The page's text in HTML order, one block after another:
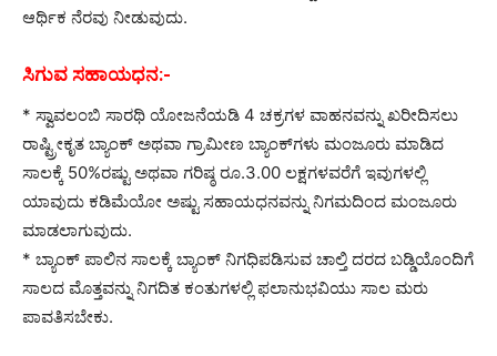
ಆರ್ಥಿಕ ನೆರವು ನೀಡುವುದು.
ಸಿಗುವ ಸಹಾಯಧನ:-
* ಸ್ವಾವಲಂಬಿ ಸಾರಥಿ ಯೋಜನೆಯಡಿ 4 ಚಕ್ರಗಳ ವಾಹನವನ್ನು ಖರೀದಿಸಲು
ರಾಷ್ಟ್ರೀಕೃತ ಬ್ಯಾಂಕ್‌ ಅಥವಾ ಗ್ರಾಮೀಣ ಬ್ಯಾಂಕ್‌ಗಳು ಮಂಜೂರು ಮಾಡಿದ
ಸಾಲಕ್ಕೆ 50%ರಷ್ಟು ಅಥವಾ ಗರಿಷ್ಠ ರೂ.3.00 ಲಕ್ಷಗಳವರೆಗೆ ಇವುಗಳಲ್ಲಿ
ಯಾವುದು ಕಡಿಮೆಯೋ ಅಷ್ಟು ಸಹಾಯಧನವನ್ನು ನಿಗಮದಿಂದ ಮಂಜೂರು
ಮಾಡಲಾಗುವುದು.
* ಬ್ಯಾಂಕ್‌ ಪಾಲಿನ ಸಾಲಕ್ಕೆ ಬ್ಯಾಂಕ್‌ ನಿಗಧಿಪಡಿಸುವ ಚಾಲ್ತಿ ದರದ ಬಡ್ಡಿಯೊಂದಿಗೆ
ಸಾಲದ ಮೊತ್ತವನ್ನು ನಿಗದಿತ ಕಂತುಗಳಲ್ಲಿ ಫಲಾನುಭವಿಯು ಸಾಲ ಮರು
ಪಾವತಿಸಬೇಕು.